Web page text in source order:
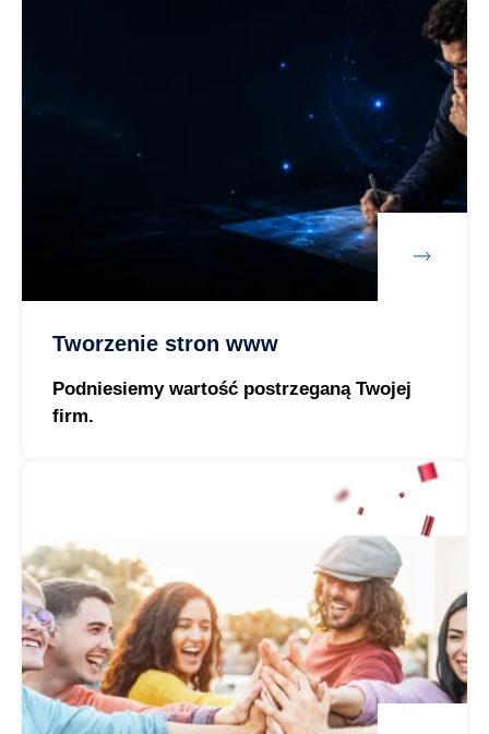
Tworzenie stron www
Podniesiemy wartość postrzeganą Twojej
firm.